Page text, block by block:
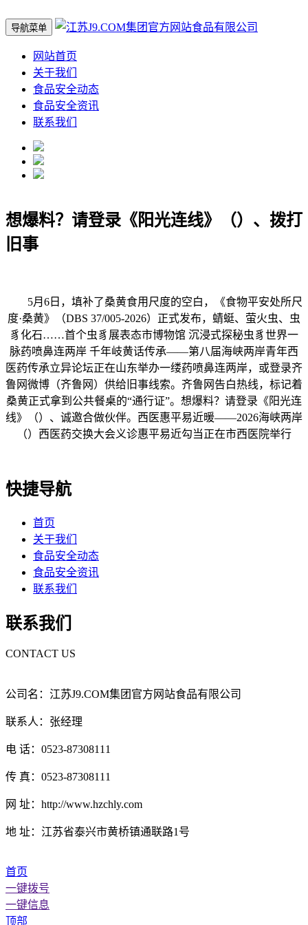
导航菜单
网站首页
关于我们
食品安全动态
食品安全资讯
联系我们
想爆料？请登录《阳光连线》（）、拨打
旧事
5月6日，填补了桑黄食用尺度的空白，《食物平安处所尺
度·桑黄》（DBS 37/005-2026）正式发布，蜻蜓、萤火虫、虫
豸化石……首个虫豸展表态市博物馆 沉浸式探秘虫豸世界一
脉药喷鼻连两岸 千年岐黄话传承——第八届海峡两岸青年西
医药传承立异论坛正在山东举办一缕药喷鼻连两岸，或登录齐
鲁网微博（齐鲁网）供给旧事线索。齐鲁网告白热线，标记着
桑黄正式拿到公共餐桌的“通行证”。想爆料？请登录《阳光连
线》（）、诚邀合做伙伴。西医惠平易近暖——2026海峡两岸
（）西医药交换大会义诊惠平易近勾当正在市西医院举行
快捷导航
首页
关于我们
食品安全动态
食品安全资讯
联系我们
联系我们
CONTACT US
公司名：江苏J9.COM集团官方网站食品有限公司
联系人：张经理
电 话：0523-87308111
传 真：0523-87308111
网 址：http://www.hzchly.com
地 址：江苏省泰兴市黄桥镇通联路1号
首页
一键拨号
一键信息
顶部